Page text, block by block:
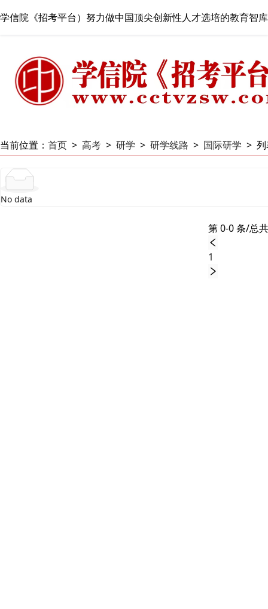
学信院《招考平台）努力做中国顶尖创新性人才选培的教育智库
当前位置： 首页 > 高考 > 研学 > 研学线路 > 国际研学 >
No data
第 0-0 条/总
1